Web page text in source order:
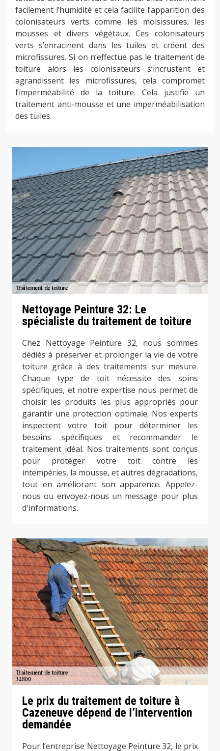
facilement l’humidité et cela facilite l’apparition des
colonisateurs verts comme les moisissures, les
mousses et divers végétaux. Ces colonisateurs
verts s’enracinent dans les tuiles et créent des
microfissures. Si on n’effectue pas le traitement de
toiture alors les colonisateurs s’incrustent et
agrandissent les microfissures, cela compromet
l’imperméabilité de la toiture. Cela justifie un
traitement anti-mousse et une imperméabilisation
des tuiles.
Nettoyage Peinture 32: Le
spécialiste du traitement de toiture
Chez Nettoyage Peinture 32, nous sommes
dédiés à préserver et prolonger la vie de votre
toiture grâce à des traitements sur mesure.
Chaque type de toit nécessite des soins
spécifiques, et notre expertise nous permet de
choisir les produits les plus appropriés pour
garantir une protection optimale. Nos experts
inspectent votre toit pour déterminer les
besoins spécifiques et recommander le
traitement idéal. Nos traitements sont conçus
pour protéger votre toit contre les
intempéries, la mousse, et autres dégradations,
tout en améliorant son apparence. Appelez-
nous ou envoyez-nous un message pour plus
d'informations.
Le prix du traitement de toiture à
Cazeneuve dépend de l’intervention
demandée
Pour l’entreprise Nettoyage Peinture 32, le prix